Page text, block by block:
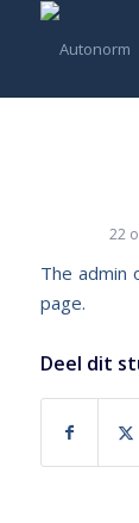
22
The admin
page.
Deel dit